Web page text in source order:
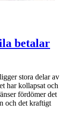
betalar
stora delar av
har kollapsat och
fördömer det
och det kraftigt